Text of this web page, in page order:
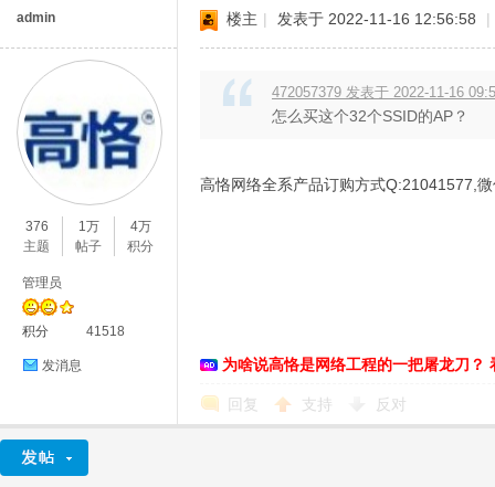
admin
376
主题
1万
帖子
4万
积分
管理员
积分 41518
发消息
楼主 | 发表于 2022-11-16 12:56:58 |
472057379 发表于 2022-11-16
怎么买这个32个SSID的AP？
高恪网络全系产品订购方式Q:21041577,
为啥说高恪是网络工程的一把屠龙刀？
回复 支持 反对